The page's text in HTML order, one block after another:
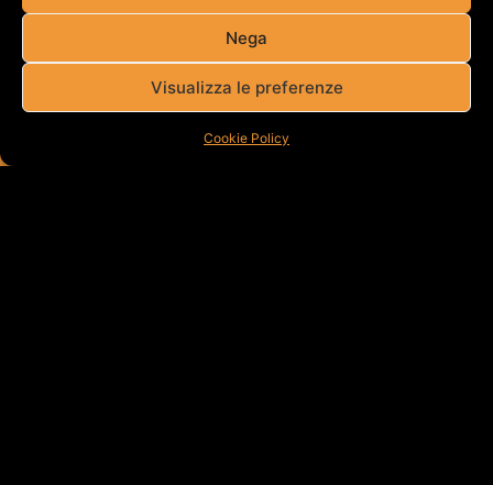
Nega
Visualizza le preferenze
Cookie Policy